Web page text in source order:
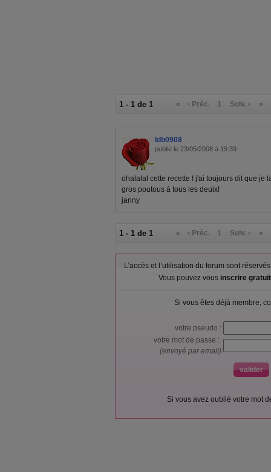
1 - 1 de 1 « ‹ Préc. 1 Suiv. › »
ldb0908
publié le 23/05/2008 à 19:39
ohalalal cette recette ! j'ai toujours dit que je
gros poutous à tous les deuix!
janny
1 - 1 de 1 « ‹ Préc. 1 Suiv. › »
L’accès et l’utilisation du forum sont
Vous pouvez vous inscrire
Si vous êtes déjà membre,
votre pseudo :
votre mot de passe :
(envoyé par email)
Si vous avez oublié votre mot